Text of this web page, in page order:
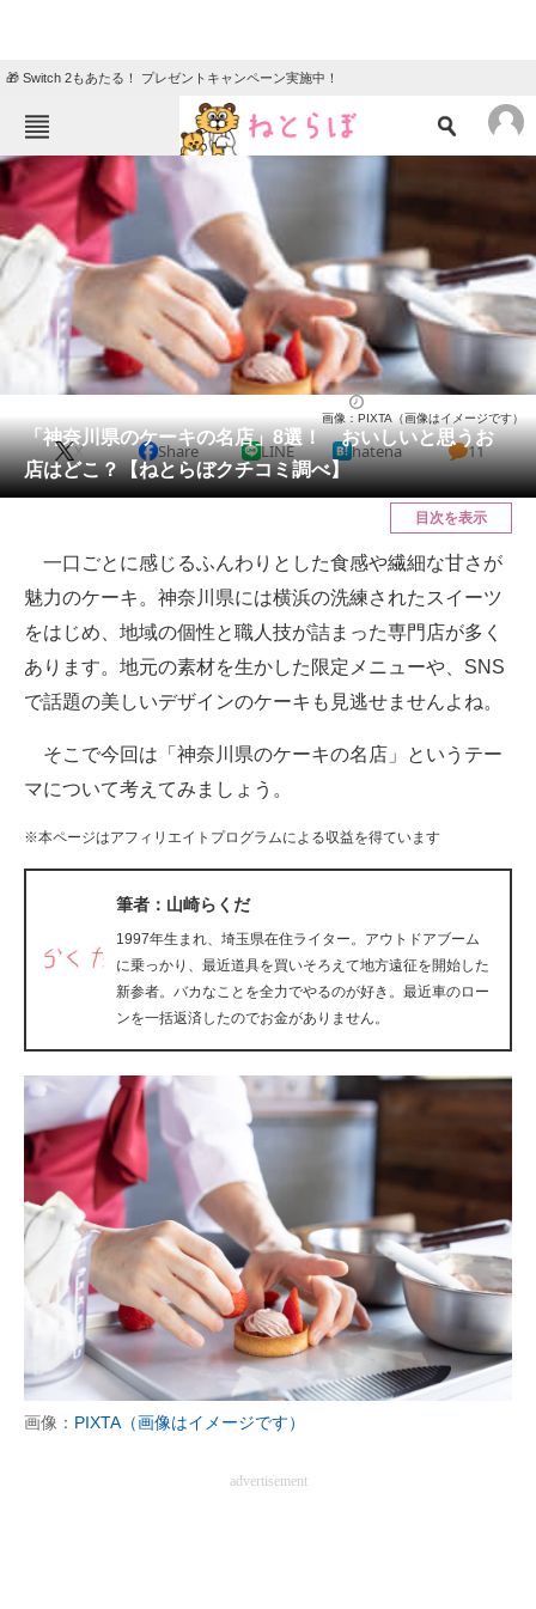
🎁 Switch 2もあたる！ プレゼントキャンペーン実施中！
ねとらぼメニュー
TOP
エンタメ クイズ
グルメ 地域
住まい 教育・育児
リサーチ
会員記事
メディア
ITの今と未来を見通す
スマホと通信の最新トレンド
進化するPCとデバイスの未来
好きが集まる 比べて選べる
ビジネスと働き方のヒント
AI活用のいまが分かる
企業ITのトレンドを詳説
経営リーダーのコミュニティ
マーケ×ITの今がよく分かる
ITエンジニア向け専門サイト
企業向けIT製品の総合サイト
IT製品の技術・比較・事例
製造業のIT導入・活用を支援
モノづくり技術者専門サイト
エレクトロニクス専門サイト
電子設計の基本と応用
「神奈川県のケーキの名店」8選！ おいしいと思うお
店はどこ？【ねとらぼクチコミ調べ】
画像：PIXTA（画像はイメージです）
X Share LINE hatena 11
目次を表示
一口ごとに感じるふんわりとした食感や繊細な甘さが
魅力のケーキ。神奈川県には横浜の洗練されたスイーツ
をはじめ、地域の個性と職人技が詰まった専門店が多く
あります。地元の素材を生かした限定メニューや、SNS
で話題の美しいデザインのケーキも見逃せませんよね。
そこで今回は「神奈川県のケーキの名店」というテー
マについて考えてみましょう。
※本ページはアフィリエイトプログラムによる収益を得ています
筆者：山崎らくだ
1997年生まれ、埼玉県在住ライター。アウトドアブーム
に乗っかり、最近道具を買いそろえて地方遠征を開始した
新参者。バカなことを全力でやるのが好き。最近車のロー
ンを一括返済したのでお金がありません。
画像： PIXTA（画像はイメージです）
advertisement